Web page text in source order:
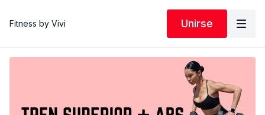
Fitness by Vivi Unirse